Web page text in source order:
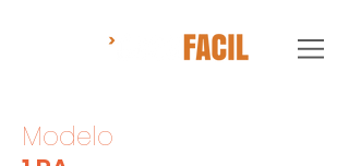
Modelo